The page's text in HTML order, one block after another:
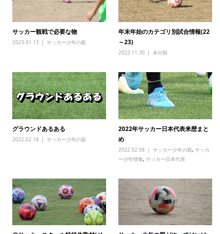
サッカー観戦で必要な物
2023.01.13 サッカー少年の親
年末年始のカテゴリ別試合情報(22
～23)
2022.11.30 未分類
グラウンドあるある
2022.02.18 サッカー少年の親
2022年サッカー日本代表来歴まと
め
2022.02.08 サッカー少年の親,サッカ
ー少年情報,サッカー日本代表